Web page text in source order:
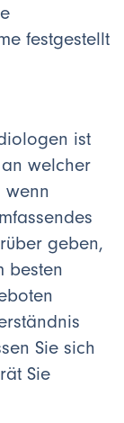
festgestellt
ist
welcher
wenn
geben,
besten
Sie sich
Sie